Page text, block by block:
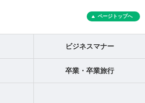
ページトップへ
ビジネスマナー
卒業・卒業旅行